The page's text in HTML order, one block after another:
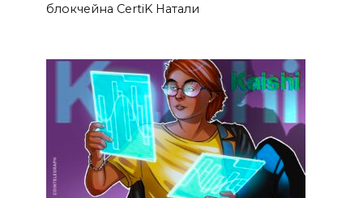
блокчейна CertiK Натали